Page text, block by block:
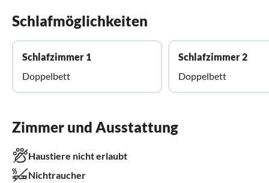
Schlafmöglichkeiten
Schlafzimmer 1
Doppelbett
Schlafzimmer 2
Doppelbett
Zimmer und Ausstattung
Haustiere nicht erlaubt
Nichtraucher